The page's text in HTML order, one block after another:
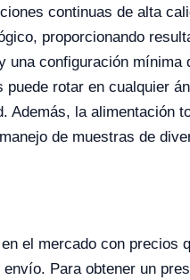
continuas de alta
proporcionando
configuración
rotar en cualquier
Además, la
de muestras de
el mercado con precios
Para obtener un